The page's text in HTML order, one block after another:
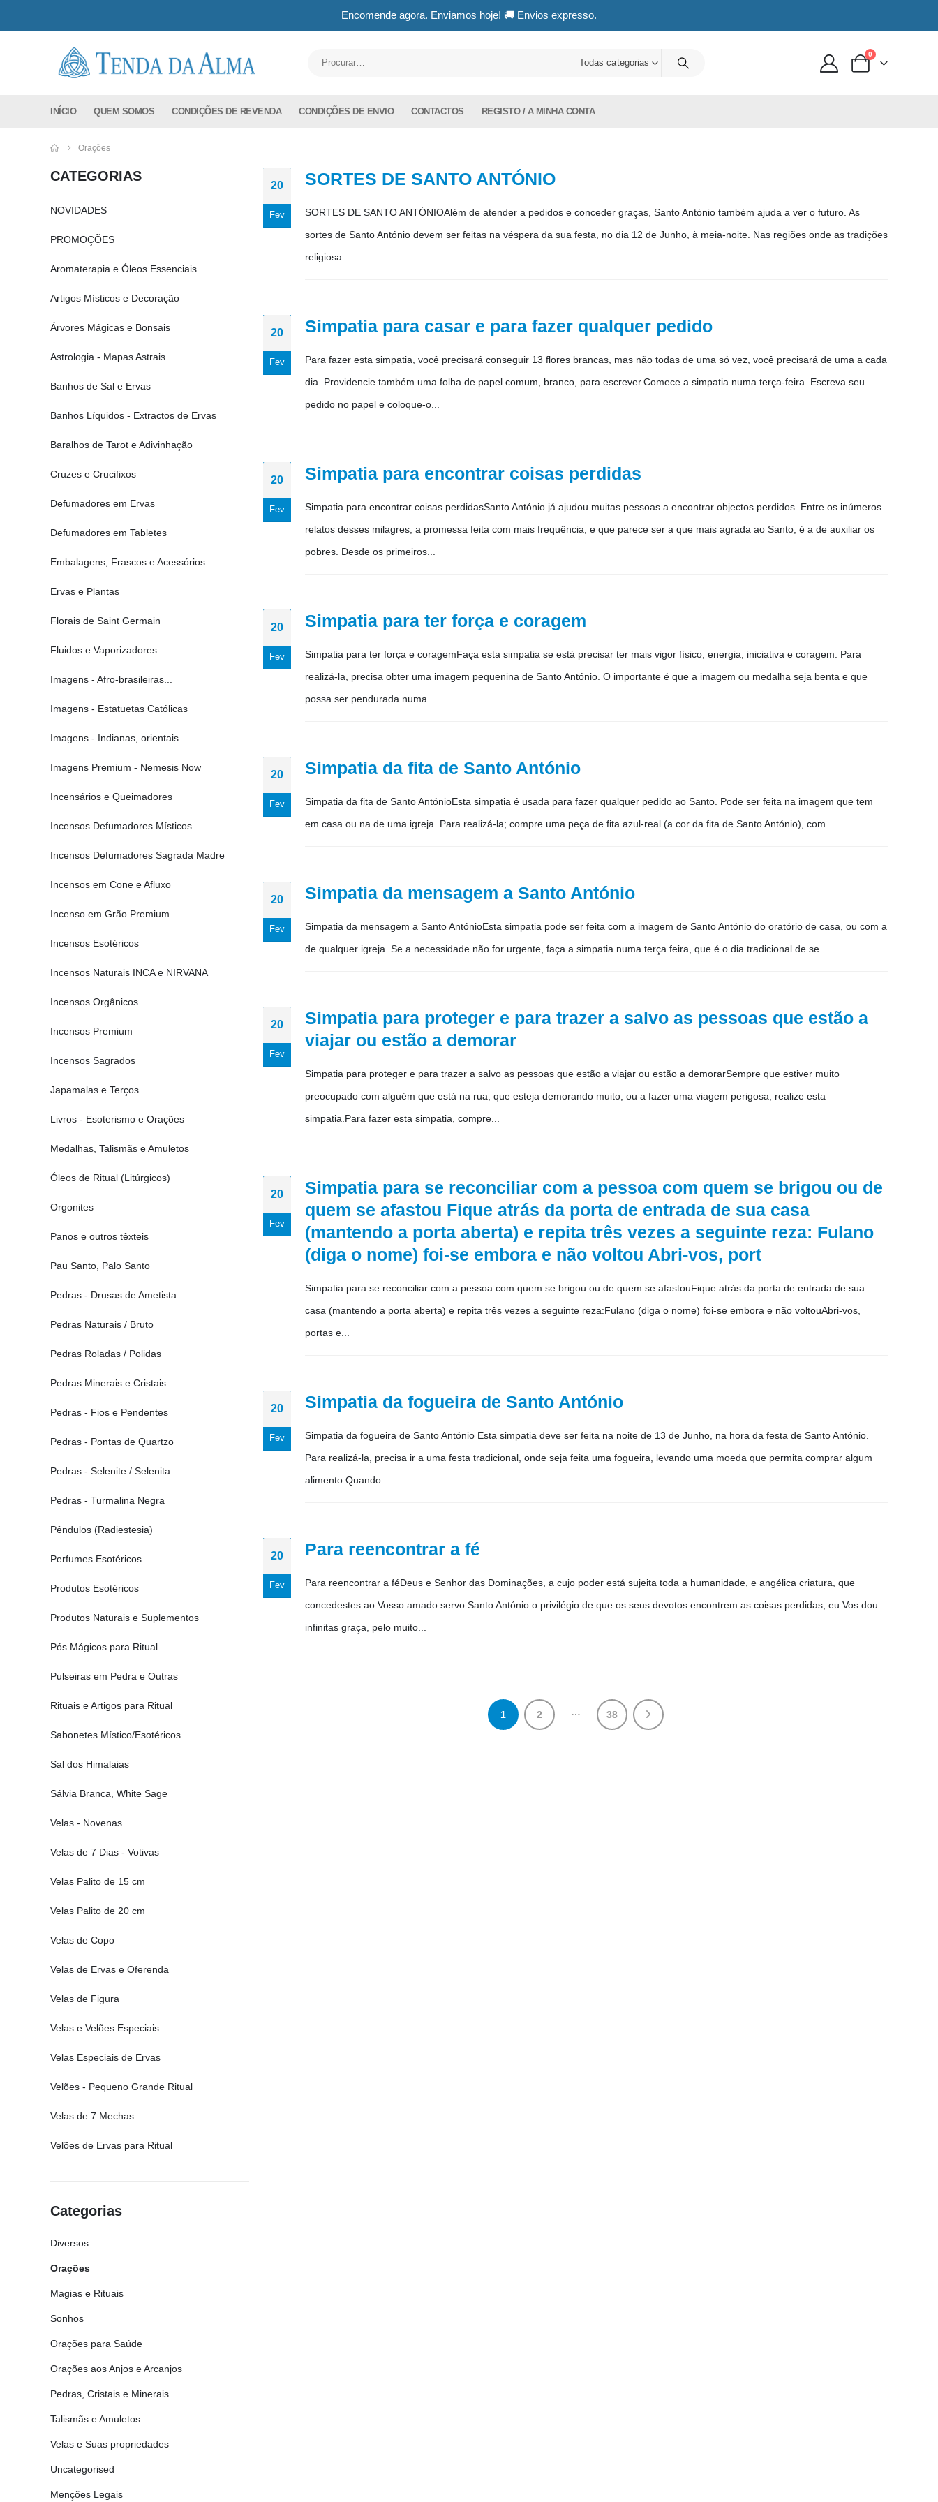
Encomende agora. Enviamos hoje! 🚚 Envios expresso.
Todas categorias
0
INÍCIO QUEM SOMOS CONDIÇÕES DE REVENDA CONDIÇÕES DE ENVIO CONTACTOS REGISTO / A MINHA CONTA
Orações
20
Fev
SORTES DE SANTO ANTÓNIO
SORTES DE SANTO ANTÓNIOAlém de atender a pedidos e conceder graças, Santo António também ajuda a ver o futuro. As
sortes de Santo António devem ser feitas na véspera da sua festa, no dia 12 de Junho, à meia-noite. Nas regiões onde as tradições
religiosa...
20
Fev
Simpatia para casar e para fazer qualquer pedido
Para fazer esta simpatia, você precisará conseguir 13 flores brancas, mas não todas de uma só vez, você precisará de uma a cada
dia. Providencie também uma folha de papel comum, branco, para escrever.Comece a simpatia numa terça-feira. Escreva seu
pedido no papel e coloque-o...
20
Fev
Simpatia para encontrar coisas perdidas
Simpatia para encontrar coisas perdidasSanto António já ajudou muitas pessoas a encontrar objectos perdidos. Entre os inúmeros
relatos desses milagres, a promessa feita com mais frequência, e que parece ser a que mais agrada ao Santo, é a de auxiliar os
pobres. Desde os primeiros...
20
Fev
Simpatia para ter força e coragem
Simpatia para ter força e coragemFaça esta simpatia se está precisar ter mais vigor físico, energia, iniciativa e coragem. Para
realizá-la, precisa obter uma imagem pequenina de Santo António. O importante é que a imagem ou medalha seja benta e que
possa ser pendurada numa...
20
Fev
Simpatia da fita de Santo António
Simpatia da fita de Santo AntónioEsta simpatia é usada para fazer qualquer pedido ao Santo. Pode ser feita na imagem que tem
em casa ou na de uma igreja. Para realizá-la; compre uma peça de fita azul-real (a cor da fita de Santo António), com...
20
Fev
Simpatia da mensagem a Santo António
Simpatia da mensagem a Santo AntónioEsta simpatia pode ser feita com a imagem de Santo António do oratório de casa, ou com a
de qualquer igreja. Se a necessidade não for urgente, faça a simpatia numa terça feira, que é o dia tradicional de se...
20
Fev
Simpatia para proteger e para trazer a salvo as pessoas que estão a
viajar ou estão a demorar
Simpatia para proteger e para trazer a salvo as pessoas que estão a viajar ou estão a demorarSempre que estiver muito
preocupado com alguém que está na rua, que esteja demorando muito, ou a fazer uma viagem perigosa, realize esta
simpatia.Para fazer esta simpatia, compre...
20
Fev
Simpatia para se reconciliar com a pessoa com quem se brigou ou de
quem se afastou Fique atrás da porta de entrada de sua casa
(mantendo a porta aberta) e repita três vezes a seguinte reza: Fulano
(diga o nome) foi-se embora e não voltou Abri-vos, port
Simpatia para se reconciliar com a pessoa com quem se brigou ou de quem se afastouFique atrás da porta de entrada de sua
casa (mantendo a porta aberta) e repita três vezes a seguinte reza:Fulano (diga o nome) foi-se embora e não voltouAbri-vos,
portas e...
20
Fev
Simpatia da fogueira de Santo António
Simpatia da fogueira de Santo António Esta simpatia deve ser feita na noite de 13 de Junho, na hora da festa de Santo António.
Para realizá-la, precisa ir a uma festa tradicional, onde seja feita uma fogueira, levando uma moeda que permita comprar algum
alimento.Quando...
20
Fev
Para reencontrar a fé
Para reencontrar a féDeus e Senhor das Dominações, a cujo poder está sujeita toda a humanidade, e angélica criatura, que
concedestes ao Vosso amado servo Santo António o privilégio de que os seus devotos encontrem as coisas perdidas; eu Vos dou
infinitas graça, pelo muito...
1 2 … 38
CATEGORIAS
NOVIDADES
PROMOÇÕES
Aromaterapia e Óleos Essenciais
Artigos Místicos e Decoração
Árvores Mágicas e Bonsais
Astrologia - Mapas Astrais
Banhos de Sal e Ervas
Banhos Líquidos - Extractos de Ervas
Baralhos de Tarot e Adivinhação
Cruzes e Crucifixos
Defumadores em Ervas
Defumadores em Tabletes
Embalagens, Frascos e Acessórios
Ervas e Plantas
Florais de Saint Germain
Fluidos e Vaporizadores
Imagens - Afro-brasileiras...
Imagens - Estatuetas Católicas
Imagens - Indianas, orientais...
Imagens Premium - Nemesis Now
Incensários e Queimadores
Incensos Defumadores Místicos
Incensos Defumadores Sagrada Madre
Incensos em Cone e Afluxo
Incenso em Grão Premium
Incensos Esotéricos
Incensos Naturais INCA e NIRVANA
Incensos Orgânicos
Incensos Premium
Incensos Sagrados
Japamalas e Terços
Livros - Esoterismo e Orações
Medalhas, Talismãs e Amuletos
Óleos de Ritual (Litúrgicos)
Orgonites
Panos e outros têxteis
Pau Santo, Palo Santo
Pedras - Drusas de Ametista
Pedras Naturais / Bruto
Pedras Roladas / Polidas
Pedras Minerais e Cristais
Pedras - Fios e Pendentes
Pedras - Pontas de Quartzo
Pedras - Selenite / Selenita
Pedras - Turmalina Negra
Pêndulos (Radiestesia)
Perfumes Esotéricos
Produtos Esotéricos
Produtos Naturais e Suplementos
Pós Mágicos para Ritual
Pulseiras em Pedra e Outras
Rituais e Artigos para Ritual
Sabonetes Místico/Esotéricos
Sal dos Himalaias
Sálvia Branca, White Sage
Velas - Novenas
Velas de 7 Dias - Votivas
Velas Palito de 15 cm
Velas Palito de 20 cm
Velas de Copo
Velas de Ervas e Oferenda
Velas de Figura
Velas e Velões Especiais
Velas Especiais de Ervas
Velões - Pequeno Grande Ritual
Velas de 7 Mechas
Velões de Ervas para Ritual
Categorias
Diversos
Orações
Magias e Rituais
Sonhos
Orações para Saúde
Orações aos Anjos e Arcanjos
Pedras, Cristais e Minerais
Talismãs e Amuletos
Velas e Suas propriedades
Uncategorised
Menções Legais